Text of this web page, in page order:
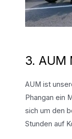
3. AUM
AUM ist
Phangan ein
sich um den
Stunden auf